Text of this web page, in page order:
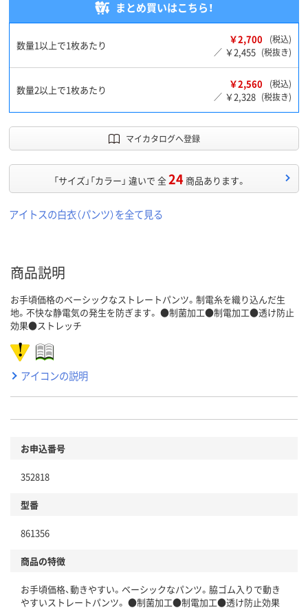
まとめ買いはこちら！
数量1以上で1枚あたり ￥2,700
(税込)
／ ￥2,455 (税抜き)
数量2以上で1枚あたり ￥2,560
(税込)
／ ￥2,328 (税抜き)
マイカタログへ登録
「サイズ」「カラー」 違いで 全24 商品あります。
アイトスの白衣（パンツ）を全て見る
商品説明
お手頃価格のベーシックなストレートパンツ。制電糸を織り込んだ生
地。不快な静電気の発生を防ぎます。 ●制菌加工●制電加工●透け防止
効果●ストレッチ
アイコンの説明
お申込番号
352818
型番
861356
商品の特徴
お手頃価格、動きやすい。ベーシックなパンツ。脇ゴム入りで動き
やすいストレートパンツ。 ●制菌加工●制電加工●透け防止効果